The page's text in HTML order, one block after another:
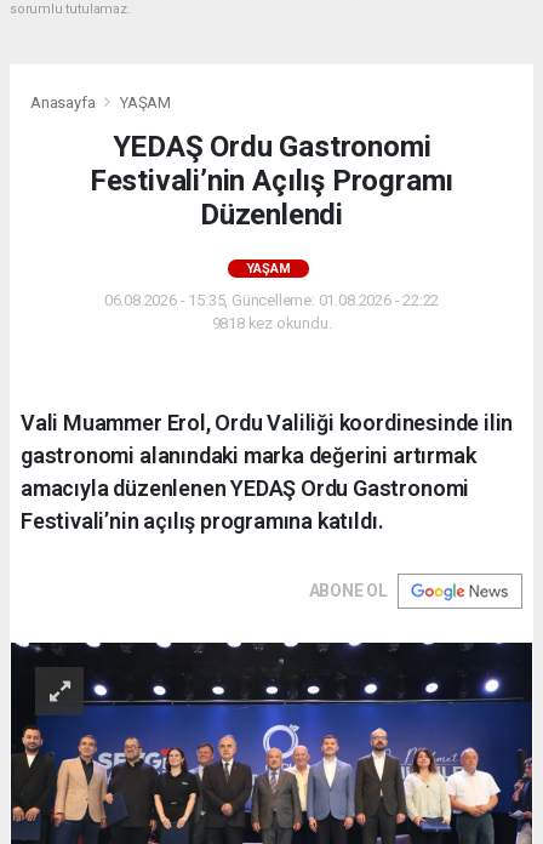
sorumlu tutulamaz.
Anasayfa YAŞAM
YEDAŞ Ordu Gastronomi
Festivali’nin Açılış Programı
Düzenlendi
YAŞAM
06.08.2026 - 15:35, Güncelleme: 01.08.2026 - 22:22
9818 kez okundu.
Vali Muammer Erol, Ordu Valiliği koordinesinde ilin
gastronomi alanındaki marka değerini artırmak
amacıyla düzenlenen YEDAŞ Ordu Gastronomi
Festivali’nin açılış programına katıldı.
ABONE OL